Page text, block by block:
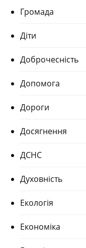
Громада
Діти
Доброчесність
Допомога
Дороги
Досягнення
ДСНС
Духовність
Екологія
Економіка